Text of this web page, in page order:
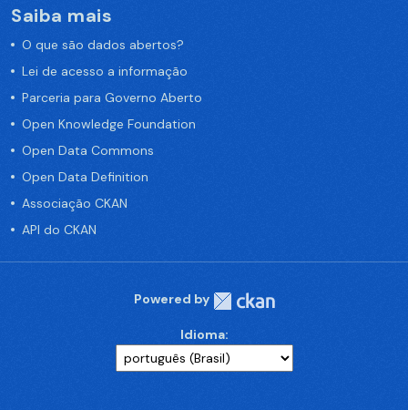
Saiba mais
O que são dados abertos?
Lei de acesso a informação
Parceria para Governo Aberto
Open Knowledge Foundation
Open Data Commons
Open Data Definition
Associação CKAN
API do CKAN
Powered by
Idioma